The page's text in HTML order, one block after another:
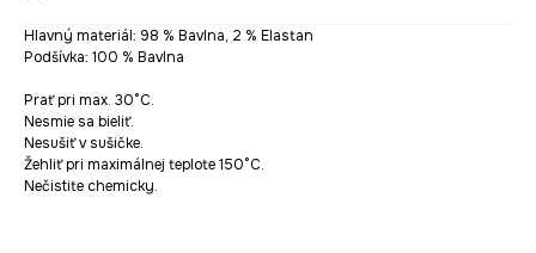
Hlavný materiál: 98 % Bavlna, 2 % Elastan
Podšívka: 100 % Bavlna
Prať pri max. 30°C.
Nesmie sa bieliť.
Nesušiť v sušičke.
Žehliť pri maximálnej teplote 150°C.
Nečistite chemicky.